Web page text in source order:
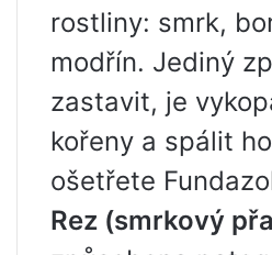
rostliny: smrk,
modřín. Jediný
zastavit, je
kořeny a spálit
ošetřete
Rez (smrkový